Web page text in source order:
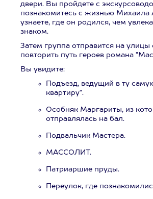
двери. Вы пройдете с
познакомитесь с жизнью Михаила
узнаете, где он родился, чем
знаком.
Затем группа отправится на улицы
повторить путь героев романа
Вы увидите:
Подъезд, ведущий в ту
квартиру".
Особняк Маргариты, из
отправлялась на бал.
Подвальчик Мастера.
МАССОЛИТ.
Патриаршие пруды.
Переулок, где